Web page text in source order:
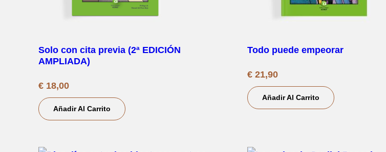
Solo con cita previa (2ª EDICIÓN
AMPLIADA)
€ 18,00
Añadir Al Carrito
Todo puede empeorar
€ 21,90
Añadir Al Carrito